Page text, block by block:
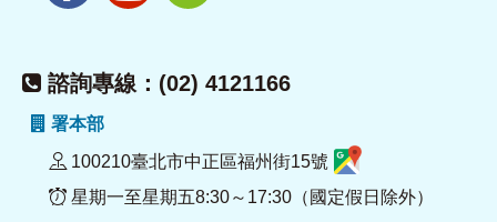
諮詢專線：(02) 4121166
署本部
100210臺北市中正區福州街15號
星期一至星期五8:30～17:30（國定假日除外）